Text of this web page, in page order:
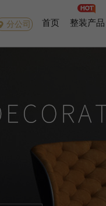
分公司 首页 整装产品